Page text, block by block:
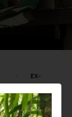
EX-